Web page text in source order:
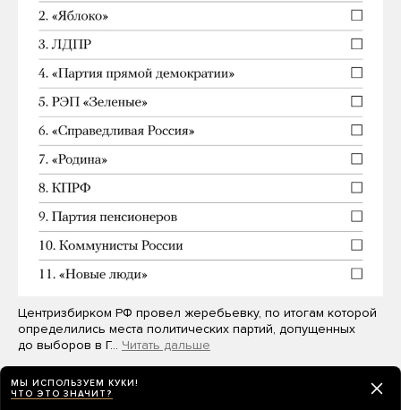
Центризбирком РФ провел жеребьевку, по итогам которой
определились места политических партий, допущенных
до выборов в Г… Читать дальше
МЫ ИСПОЛЬЗУЕМ КУКИ!
ЧТО ЭТО ЗНАЧИТ?